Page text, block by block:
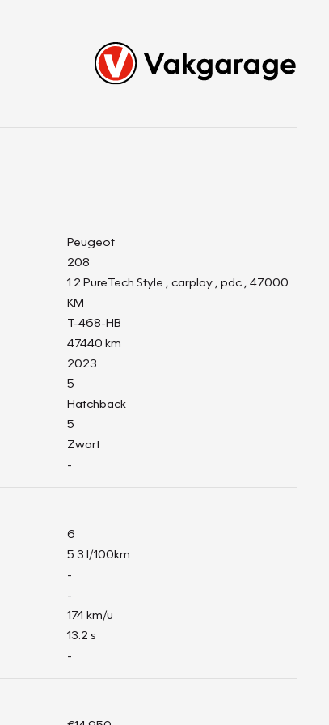
Peugeot
208
1.2 PureTech Style , carplay , pdc , 47.000
KM
T-468-HB
47440 km
2023
5
Hatchback
5
Zwart
-
6
5.3 l/100km
-
-
174 km/u
13.2 s
-